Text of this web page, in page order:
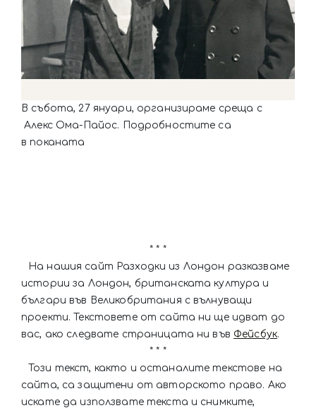
В събота, 27 януари, организираме среща с
Алекс Ома-Пaйос. Подробностите са
в поканата
* * *
На нашия сайт Разходки из Лондон разказваме
истории за Лондон, британската култура и
българи във Великобритания с вълнуващи
проекти. Текстовете от сайта ни ще идват до
вас, ако следвате страницата ни във Фейсбук.
* * *
Този текст, както и останалите текстове на
сайта, са защитени от авторското право. Ако
искате да използвате текста и снимките,